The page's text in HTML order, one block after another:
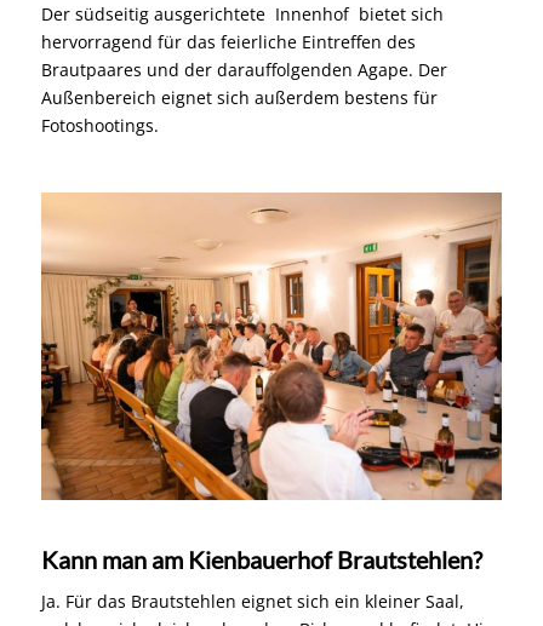
Der südseitig ausgerichtete Innenhof bietet sich
hervorragend für das feierliche Eintreffen des
Brautpaares und der darauffolgenden Agape. Der
Außenbereich eignet sich außerdem bestens für
Fotoshootings.
Kann man am Kienbauerhof Brautstehlen?
Ja. Für das Brautstehlen eignet sich ein kleiner Saal,